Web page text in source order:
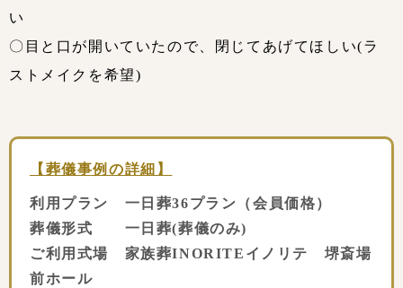
い
〇目と口が開いていたので、閉じてあげてほしい(ラ
ストメイクを希望)
【葬儀事例の詳細】
利用プラン 一日葬36プラン（会員価格）
葬儀形式 一日葬(葬儀のみ)
ご利用式場 家族葬INORITEイノリテ 堺斎場
前ホール